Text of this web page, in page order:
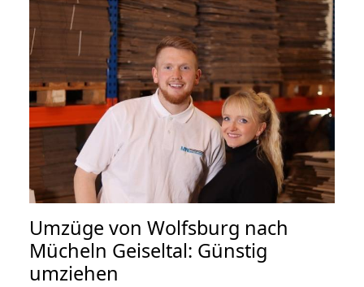
Umzüge von Wolfsburg nach
Mücheln Geiseltal: Günstig
umziehen